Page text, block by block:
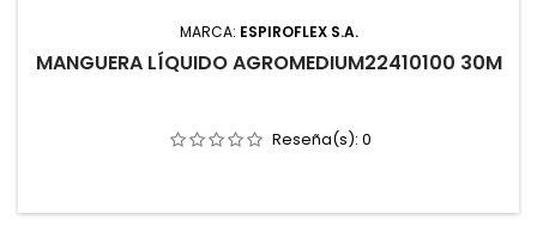
MARCA: ESPIROFLEX S.A.
MANGUERA LÍQUIDO AGROMEDIUM22410100 30M
Reseña(s): 0